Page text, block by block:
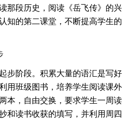
那段历史，阅读《岳飞传》的兴
知的第二课堂，不断提高学生的
步阶段。积累大量的语汇是写好
用班级图书，培养学生阅读课外
本，自由交换，要求学生一周读
和读书收获的填写，并利用周四